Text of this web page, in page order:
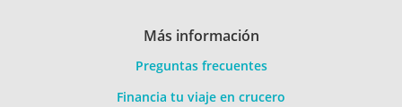
Más información
Preguntas frecuentes
Financia tu viaje en crucero